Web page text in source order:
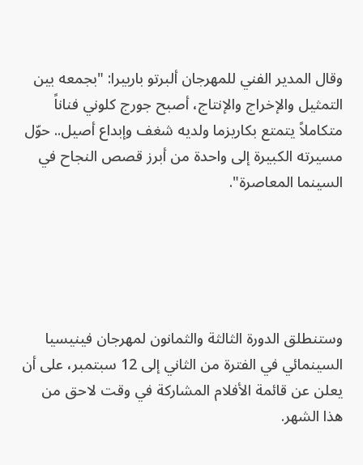
وقال المدير الفني للمهرجان ألبرتو باربيرا: "بجمعه بين
التمثيل والإخراج والإنتاج، أصبح جورج كلوني فناناً
متكاملاً يتمتع بكاريزما ولديه شغف وإبداع أصيل.. حوّل
مسيرته الكبيرة إلى واحدة من أبرز قصص النجاح في
السينما المعاصرة".
وستنطلق الدورة الثالثة والثمانون لمهرجان فينيسيا
السينمائي في الفترة من الثاني إلى 12 سبتمبر، على أن
يعلن عن قائمة الأفلام المشاركة في وقت لاحق من
هذا الشهر.